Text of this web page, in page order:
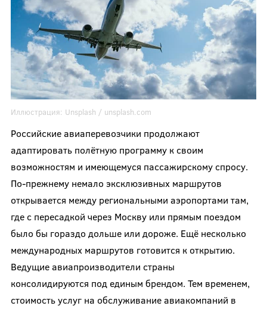
Иллюстрация: Unsplash / unsplash.com
Российские авиаперевозчики продолжают
адаптировать полётную программу к своим
возможностям и имеющемуся пассажирскому спросу.
По-прежнему немало эксклюзивных маршрутов
открывается между региональными аэропортами там,
где с пересадкой через Москву или прямым поездом
было бы гораздо дольше или дороже. Ещё несколько
международных маршрутов готовится к открытию.
Ведущие авиапроизводители страны
консолидируются под единым брендом. Тем временем,
стоимость услуг на обслуживание авиакомпаний в